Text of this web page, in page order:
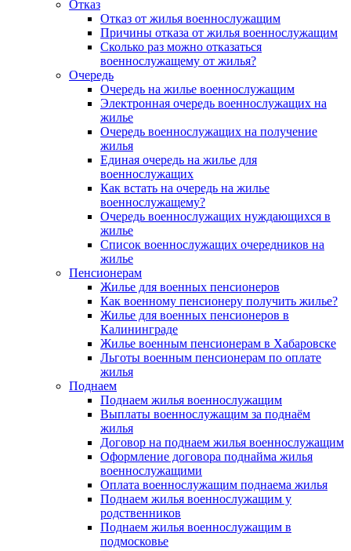
Отказ
Отказ от жилья военнослужащим
Причины отказа от жилья военнослужащим
Сколько раз можно отказаться
военнослужащему от жилья?
Очередь
Очередь на жилье военнослужащим
Электронная очередь военнослужащих на
жилье
Очередь военнослужащих на получение
жилья
Единая очередь на жилье для
военнослужащих
Как встать на очередь на жилье
военнослужащему?
Очередь военнослужащих нуждающихся в
жилье
Список военнослужащих очередников на
жилье
Пенсионерам
Жилье для военных пенсионеров
Как военному пенсионеру получить жилье?
Жилье для военных пенсионеров в
Калининграде
Жилье военным пенсионерам в Хабаровске
Льготы военным пенсионерам по оплате
жилья
Поднаем
Поднаем жилья военнослужащим
Выплаты военнослужащим за поднаём
жилья
Договор на поднаем жилья военнослужащим
Оформление договора поднайма жилья
военнослужащими
Оплата военнослужащим поднаема жилья
Поднаем жилья военнослужащим у
родственников
Поднаем жилья военнослужащим в
подмосковье